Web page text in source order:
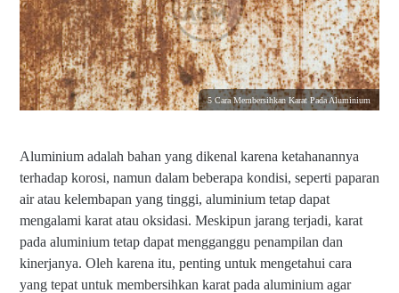
5 Cara Membersihkan Karat Pada Aluminium
Aluminium adalah bahan yang dikenal karena ketahanannya
terhadap korosi, namun dalam beberapa kondisi, seperti paparan
air atau kelembapan yang tinggi, aluminium tetap dapat
mengalami karat atau oksidasi. Meskipun jarang terjadi, karat
pada aluminium tetap dapat mengganggu penampilan dan
kinerjanya. Oleh karena itu, penting untuk mengetahui cara
yang tepat untuk membersihkan karat pada aluminium agar